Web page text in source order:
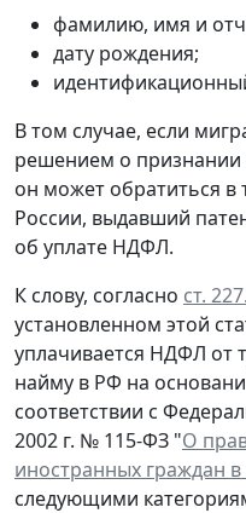
фамилию, имя и
дату рождения;
В том случае, если
решением о признании
он может обратиться
России, выдавший
об уплате НДФЛ.
К слову, согласно ст.
установленном этой
уплачивается НДФЛ от
найму в РФ на
соответствии с
2002 г. № 115-ФЗ "О
иностранных граждан
следующими